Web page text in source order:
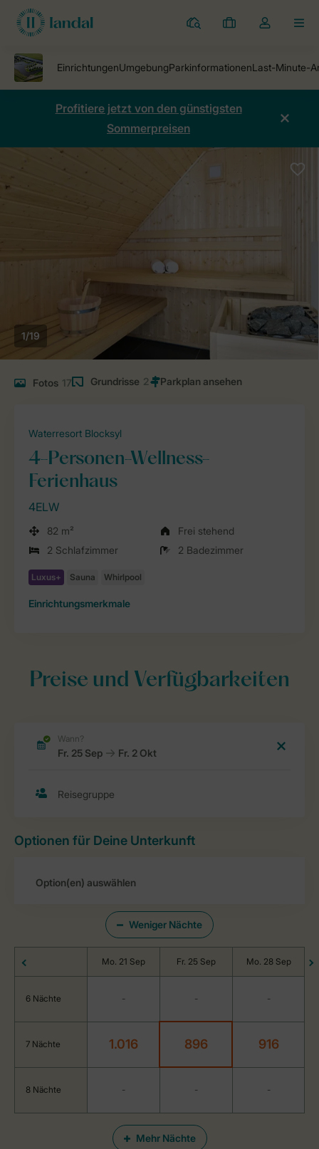
Ferienparks
Meine
Dropdown-
öffnen
Profitiere jetzt von den günstigsten
Sommerpreisen
1/19
Fotos 17 Grundrisse 2
Waterresort Blocksyl
4-Personen-Wellness-
Ferienhaus
4ELW
82 m²
Frei stehend
2 Schlafzimmer
2 Badezimmer
Einrichtungsmerkmale
Preise und Verfügbarkeiten
Optionen für Deine Unterkunft
Weniger Nächte
Mehr Nächte
Mo. 21 Sep Fr. 25 Sep Mo. 28 Sep
6 Nächte - - -
7 Nächte 1.016 896 916
8 Nächte - - -